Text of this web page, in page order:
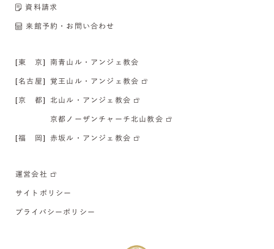
資料請求
来館予約・お問い合わせ
[東 京] 南青山ル・アンジェ教会
[名古屋] 覚王山ル・アンジェ教会
[京 都] 北山ル・アンジェ教会
京都ノーザンチャーチ北山教会
[福 岡] 赤坂ル・アンジェ教会
運営会社
サイトポリシー
プライバシーポリシー